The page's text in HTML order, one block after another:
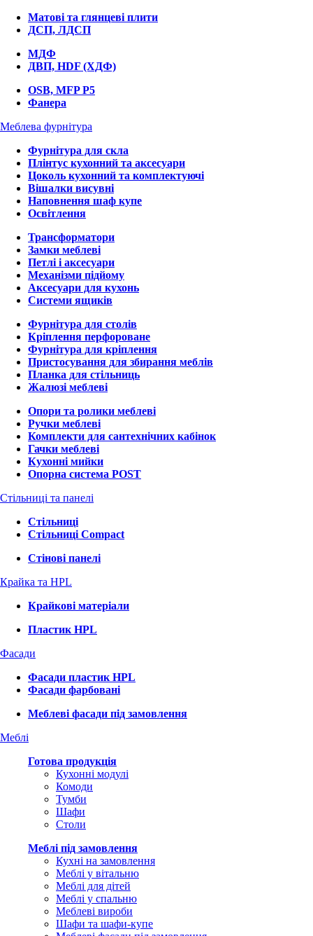
Матові та глянцеві плити
ДСП, ЛДСП
МДФ
ДВП, HDF (ХДФ)
OSB, MFP P5
Фанера
Меблева фурнітура
Фурнітура для скла
Плінтус кухонний та аксесуари
Цоколь кухонний та комплектуючі
Вішалки висувні
Наповнення шаф купе
Освітлення
Трансформатори
Замки меблеві
Петлі і аксесуари
Механізми підйому
Аксесуари для кухонь
Системи ящиків
Фурнітура для столів
Кріплення перфороване
Фурнітура для кріплення
Пристосування для збирання меблів
Планка для стільниць
Жалюзі меблеві
Опори та ролики меблеві
Ручки меблеві
Комплекти для сантехнічних кабінок
Гачки меблеві
Кухонні мийки
Опорна система POST
Стільниці та панелі
Стільниці
Стільниці Compact
Стінові панелі
Крайка та HPL
Крайкові матеріали
Пластик HPL
Фасади
Фасади пластик HPL
Фасади фарбовані
Меблеві фасади під замовлення
Меблі
Готова продукція
Кухонні модулі
Комоди
Тумби
Шафи
Столи
Меблі під замовлення
Кухні на замовлення
Меблі у вітальню
Меблі для дітей
Меблі у спальню
Меблеві вироби
Шафи та шафи-купе